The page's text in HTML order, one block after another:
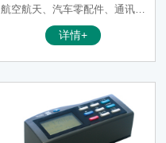
航空航天、汽车零配件、通讯、
电力、电子等行业，也适用于高
校、科研院所、技术监督局、特
详情+